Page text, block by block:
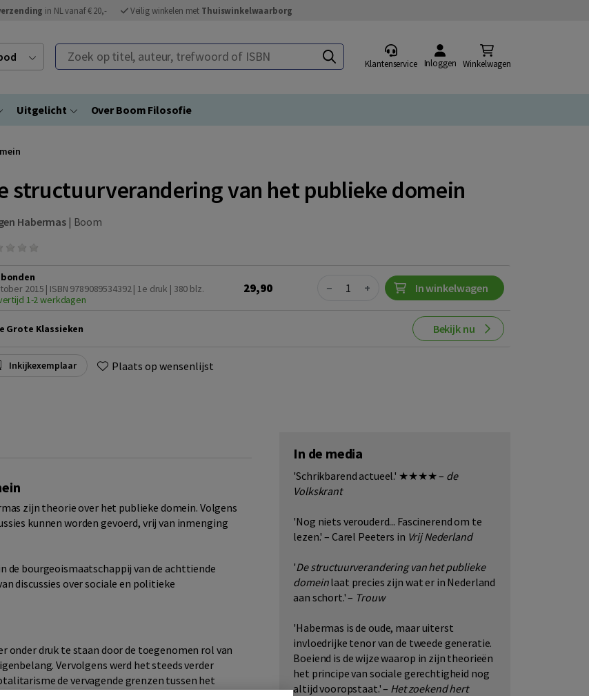
in NL vanaf € 20,- Veilig winkelen met Thuiswinkelwaarborg
Zoek op titel, auteur, trefwoord of ISBN
Klantenservice Inloggen Winkelwagen
Uitgelicht Over Boom Filosofie
structuurverandering van het publieke domein
Habermas| Boom
2015 | ISBN 9789089534392 | 1e druk | 380 blz.
1-2 werkdagen
29,90 Quantity
− + In winkelwagen
Grote Klassieken Bekijk nu
Inkijkexemplaar Plaats op wensenlijst
zijn theorie over het publieke domein. Volgens
kunnen worden gevoerd, vrij van inmenging
de bourgeoismaatschappij van de achttiende
discussies over sociale en politieke
onder druk te staan door de toegenomen rol van
Vervolgens werd het steeds verder
de vervagende grenzen tussen het
In de media
'Schrikbarend actueel.' ★★★★ – de
Volkskrant
'Nog niets verouderd... Fascinerend om te
lezen.' – Carel Peeters in Vrij Nederland
'De structuurverandering van het publieke
domeinlaat precies zijn wat er in Nederland
aan schort.' – Trouw
'Habermas is de oude, maar uiterst
invloedrijke tenor van de tweede generatie.
Boeiend is de wijze waarop in zijn theorieën
het principe van sociale gerechtigheid nog
altijd vooropstaat.' – Het zoekend hert